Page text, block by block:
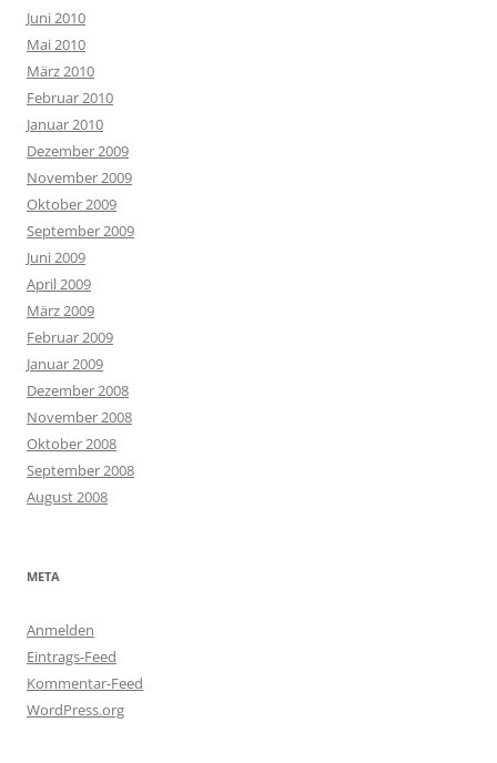
Juni 2010
Mai 2010
März 2010
Februar 2010
Januar 2010
Dezember 2009
November 2009
Oktober 2009
September 2009
Juni 2009
April 2009
März 2009
Februar 2009
Januar 2009
Dezember 2008
November 2008
Oktober 2008
September 2008
August 2008
META
Anmelden
Eintrags-Feed
Kommentar-Feed
WordPress.org